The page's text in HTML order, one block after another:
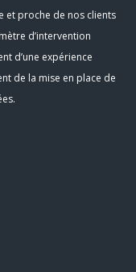
et proche de nos clients
d’intervention
d’une expérience
de la mise en place de